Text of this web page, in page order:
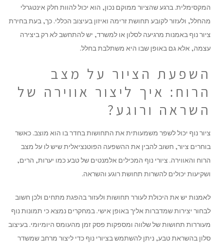
המקסימלית. ברגע שהציור ממוקם נכון, הוא יכול להוות חלק אינטגרלי
מהחלל, ולעזור לקובע תחושת זרימה ואיזון בעיצוב הכללי. כך, בעת בחירת
ציור נוף באמנות מרגיעה לסלון או למשרד, יש להתחשב לא רק ביצירה
עצמה, אלא גם באופן שבו היא משתלבת בחלל.
השפעת הציור על מצב
הרוח: איך ליצור אווירה של
השראה ורוגע?
ציור נוף יכול לשפר משמעותית את התחושות בחדר בו הוא מוצב. כאשר
בוחרים ציור, חשוב להבין את ההשפעה הפוטנציאלית שיש לו על מצב
הרוח והאווירה. ציורי נוף המכילים אלמנטים של טבע כמו יערות, הרים,
ושקיעות יכולים להשרות תחושת רוגע והשראה.
לאמנות יש את היכולת לעורר תחושות ולעזור בהפגת מתחים ולכן חשוב
לבחור יצירות שמדברות אליך באופן אישי. במחקרים נמצא כי תמונות נוף
מעוררות תחושות של שלווה ומספקות פסק זמן מהעומס היומיומי. בעיצוב
סלון בהשראת טבע, ניתן להשתמש בציורי נוף כדי ליצור מרחב שמשדר